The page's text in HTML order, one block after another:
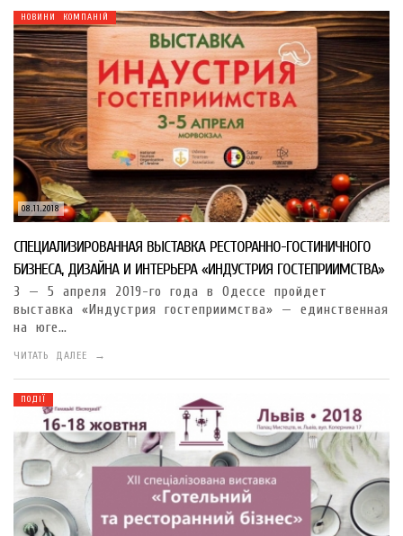
08.11.2018
НОВИНИ КОМПАНІЙ
СПЕЦИАЛИЗИРОВАННАЯ ВЫСТАВКА РЕСТОРАННО-ГОСТИНИЧНОГО
БИЗНЕСА, ДИЗАЙНА И ИНТЕРЬЕРА «ИНДУСТРИЯ ГОСТЕПРИИМСТВА»
3 — 5 апреля 2019-го года в Одессе пройдет
выставка «Индустрия гостеприимства» — единственная
на юге…
ЧИТАТЬ ДАЛЕЕ →
ПОДІЇ